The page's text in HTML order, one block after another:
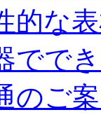
的な
でで
のご